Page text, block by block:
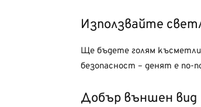
Използвайте
Ще бъдете голям
безопасност – денят е по-
Добър външен вид